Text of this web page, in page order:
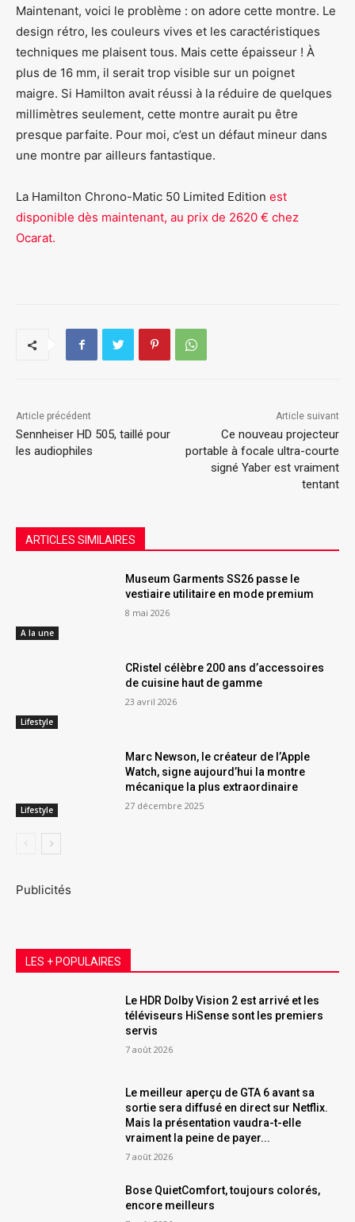
Maintenant, voici le problème : on adore cette montre. Le
design rétro, les couleurs vives et les caractéristiques
techniques me plaisent tous. Mais cette épaisseur ! À
plus de 16 mm, il serait trop visible sur un poignet
maigre. Si Hamilton avait réussi à la réduire de quelques
millimètres seulement, cette montre aurait pu être
presque parfaite. Pour moi, c’est un défaut mineur dans
une montre par ailleurs fantastique.
La Hamilton Chrono-Matic 50 Limited Edition est
disponible dès maintenant, au prix de 2620 € chez
Ocarat.
Article précédent
Sennheiser HD 505, taillé pour
les audiophiles
Article suivant
Ce nouveau projecteur
portable à focale ultra-courte
signé Yaber est vraiment
tentant
ARTICLES SIMILAIRES
A la une
Museum Garments SS26 passe le
vestiaire utilitaire en mode premium
8 mai 2026
Lifestyle
CRistel célèbre 200 ans d’accessoires
de cuisine haut de gamme
23 avril 2026
Lifestyle
Marc Newson, le créateur de l’Apple
Watch, signe aujourd’hui la montre
mécanique la plus extraordinaire
27 décembre 2025
Publicités
LES + POPULAIRES
Le HDR Dolby Vision 2 est arrivé et les
téléviseurs HiSense sont les premiers
servis
7 août 2026
Le meilleur aperçu de GTA 6 avant sa
sortie sera diffusé en direct sur Netflix.
Mais la présentation vaudra-t-elle
vraiment la peine de payer...
7 août 2026
Bose QuietComfort, toujours colorés,
encore meilleurs